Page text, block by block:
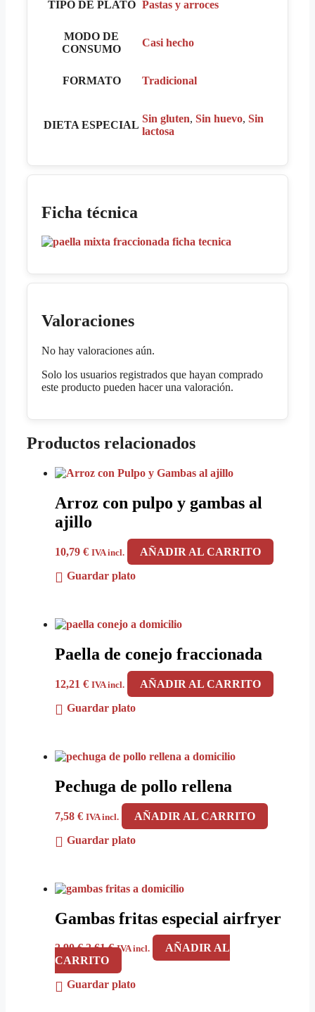
TIPO DE PLATO Pastas y arroces
MODO DE
CONSUMO
Casi hecho
FORMATO Tradicional
DIETA ESPECIAL
Sin gluten, Sin huevo, Sin
lactosa
Ficha técnica
Valoraciones
No hay valoraciones aún.
Solo los usuarios registrados que hayan comprado
este producto pueden hacer una valoración.
Productos relacionados
Arroz con pulpo y gambas al
ajillo
10,79 € IVA incl.
AÑADIR AL CARRITO
Guardar plato
Paella de conejo fraccionada
12,21 € IVA incl.
AÑADIR AL CARRITO
Guardar plato
Pechuga de pollo rellena
7,58 € IVA incl.
AÑADIR AL CARRITO
Guardar plato
Gambas fritas especial airfryer
2,90€El
precio
original
era:
2,61€El
actual
es:
IVA incl.
AÑADIR AL
CARRITO
Guardar plato